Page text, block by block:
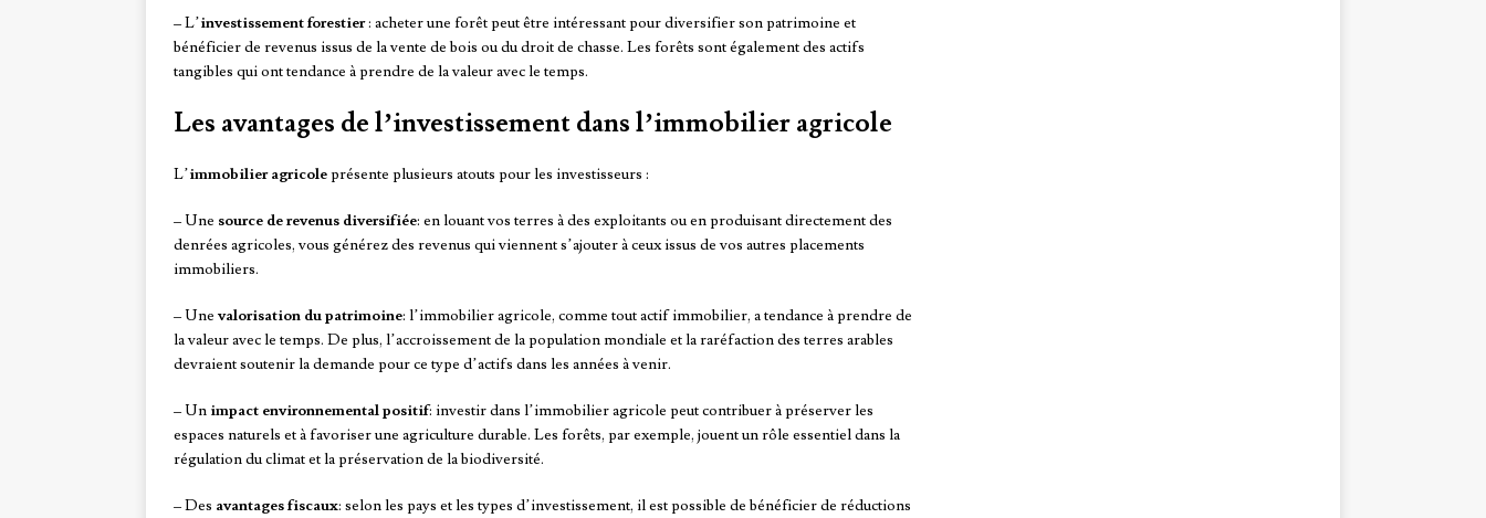
– L’investissement forestier: acheter une forêt peut être intéressant pour diversifier son patrimoine et
bénéficier de revenus issus de la vente de bois ou du droit de chasse. Les forêts sont également des actifs
tangibles qui ont tendance à prendre de la valeur avec le temps.
Les avantages de l’investissement dans l’immobilier agricole
L’immobilier agricoleprésente plusieurs atouts pour les investisseurs :
– Une source de revenus diversifiée: en louant vos terres à des exploitants ou en produisant directement des
denrées agricoles, vous générez des revenus qui viennent s’ajouter à ceux issus de vos autres placements
immobiliers.
– Une valorisation du patrimoine: l’immobilier agricole, comme tout actif immobilier, a tendance à prendre de
la valeur avec le temps. De plus, l’accroissement de la population mondiale et la raréfaction des terres arables
devraient soutenir la demande pour ce type d’actifs dans les années à venir.
– Un impact environnemental positif: investir dans l’immobilier agricole peut contribuer à préserver les
espaces naturels et à favoriser une agriculture durable. Les forêts, par exemple, jouent un rôle essentiel dans la
régulation du climat et la préservation de la biodiversité.
– Des avantages fiscaux: selon les pays et les types d’investissement, il est possible de bénéficier de réductions